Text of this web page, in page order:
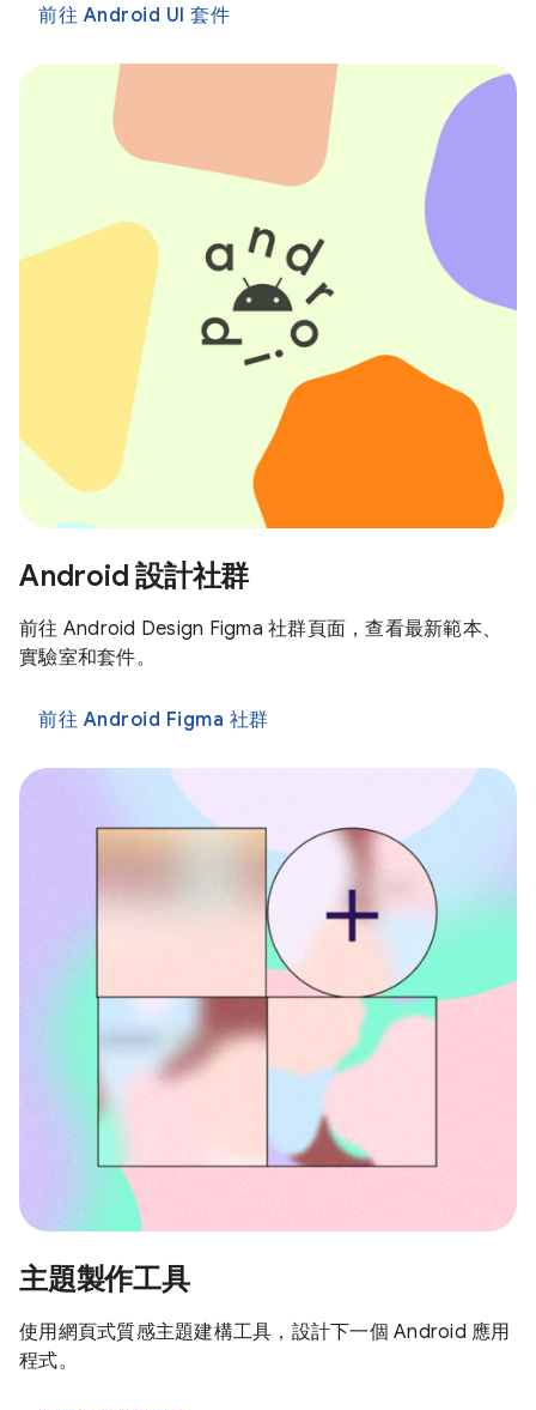
前往 Android UI 套件
Android 設計社群
前往 Android Design Figma 社群頁面，查看最新範本、
實驗室和套件。
前往 Android Figma 社群
主題製作工具
使用網頁式質感主題建構工具，設計下一個 Android 應用
程式。